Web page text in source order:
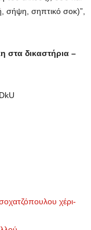
σήψη, σηπτικό σοκ)”,
στα δικαστήρια –
χέρι-